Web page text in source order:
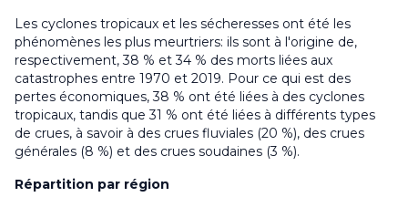
Les cyclones tropicaux et les sécheresses ont été les
phénomènes les plus meurtriers: ils sont à l'origine de,
respectivement, 38 % et 34 % des morts liées aux
catastrophes entre 1970 et 2019. Pour ce qui est des
pertes économiques, 38 % ont été liées à des cyclones
tropicaux, tandis que 31 % ont été liées à différents types
de crues, à savoir à des crues fluviales (20 %), des crues
générales (8 %) et des crues soudaines (3 %).
Répartition par région